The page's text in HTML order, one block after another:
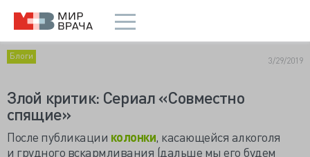
Блоги 3/29/2019
Злой критик: Сериал «Совместно
спящие»
После публикации колонки, касающейся алкоголя
и грудного вскармливания (дальше мы его будем